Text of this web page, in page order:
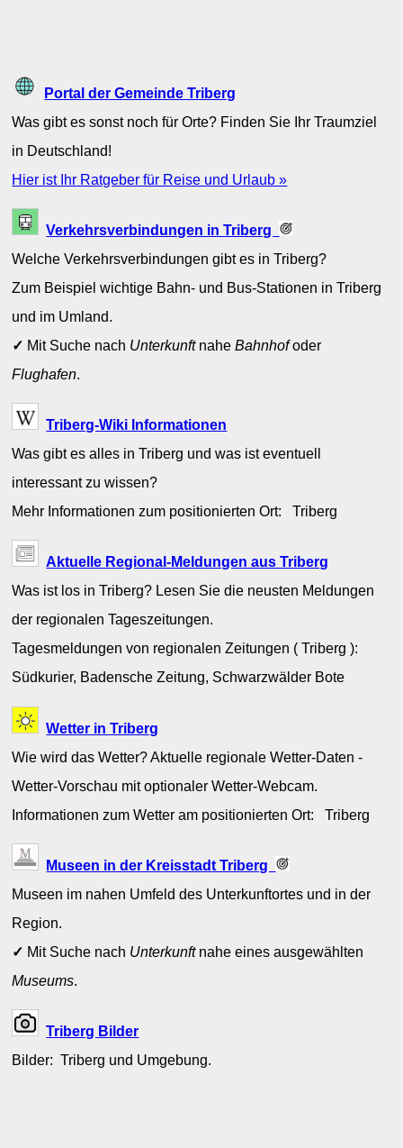
Portal der Gemeinde Triberg
Was gibt es sonst noch für Orte? Finden Sie Ihr Traumziel
in Deutschland!
Hier ist Ihr Ratgeber für Reise und Urlaub »
Verkehrsverbindungen in Triberg
Welche Verkehrsverbindungen gibt es in Triberg?
Zum Beispiel wichtige Bahn- und Bus-Stationen in Triberg
und im Umland.
✓ Mit Suche nach UnterkunftnaheBahnhofoder
Flughafen.
Triberg-Wiki Informationen
Was gibt es alles in Triberg und was ist eventuell
interessant zu wissen?
Mehr Informationen zum positionierten Ort: Triberg
Aktuelle Regional-Meldungen aus Triberg
Was ist los in Triberg? Lesen Sie die neusten Meldungen
der regionalen Tageszeitungen.
Tagesmeldungen von regionalen Zeitungen ( Triberg ):
Südkurier, Badensche Zeitung, Schwarzwälder Bote
Wetter in Triberg
Wie wird das Wetter? Aktuelle regionale Wetter-Daten -
Wetter-Vorschau mit optionaler Wetter-Webcam.
Informationen zum Wetter am positionierten Ort: Triberg
Museen in der Kreisstadt Triberg
Museen im nahen Umfeld des Unterkunftortes und in der
Region.
✓ Mit Suche nach Unterkunftnahe eines ausgewählten
Museums.
Triberg Bilder
Bilder: Triberg und Umgebung.